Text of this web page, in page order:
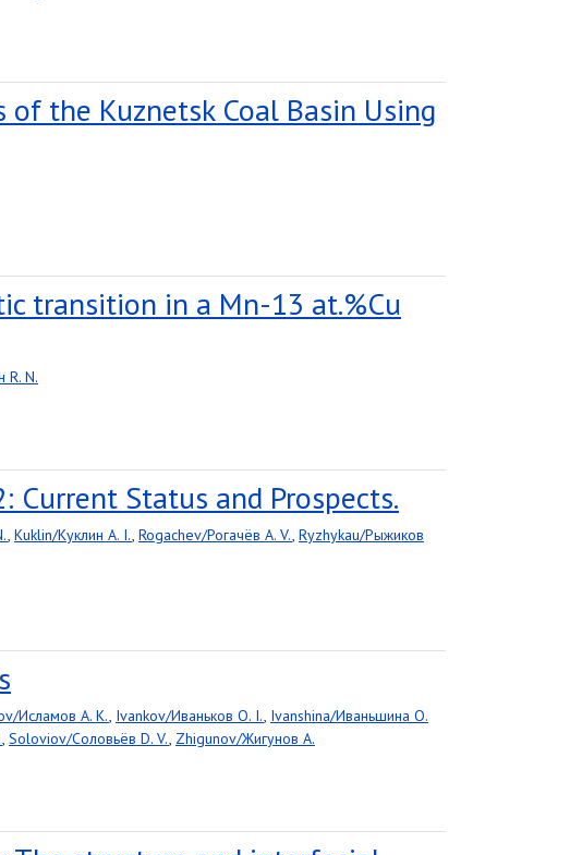
the Kuznetsk Coal Basin Using
transition in a Mn-13 at.%Cu
R. N.
Status and Prospects.
, Kuklin/Куклин A. I., Rogachev/Рогачёв A. V., Ryzhykau/Рыжиков
Исламов A. K., Ivankov/Иваньков O. I., Ivanshina/Иваньшина O.
, Soloviov/Соловьёв D. V., Zhigunov/Жигунов A.